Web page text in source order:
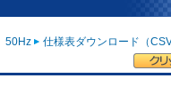
50Hz 仕様表ダウンロード（